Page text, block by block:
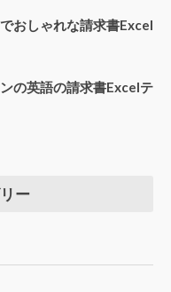
おしゃれな請求書Excel
の英語の請求書Excelテ
ー